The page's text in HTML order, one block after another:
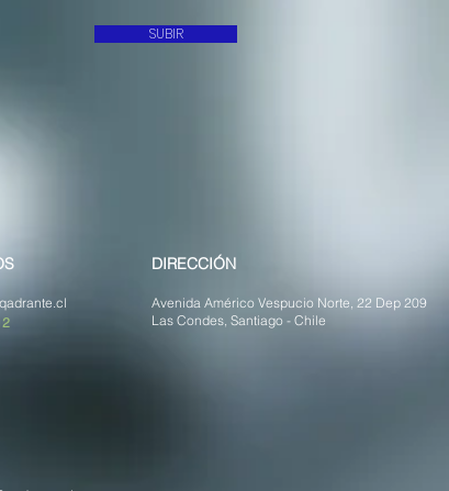
SUBIR
DIRECCIÓN
Avenida Américo Vespucio Norte, 22 Dep 209
Las Condes, Santiago - Chile